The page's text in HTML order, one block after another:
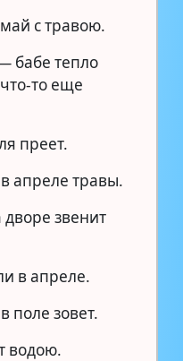
с травою.
бабе тепло
то еще
преет.
апреле травы.
звенит
в апреле.
поле зовет.
водою.